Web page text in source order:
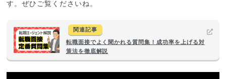
す。ぜひご覧くださいね。
関連記事
転職面接でよく聞かれる質問集！成功率を上げる対
策法を徹底解説